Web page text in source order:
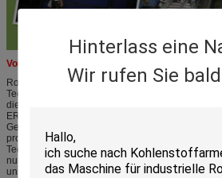
Hinterlass eine
Wir rufen Sie
Vorteil
Rohrproduktion ist eine Industrie, die qualifizierte
Technologieverbindung zusammen benötigen,
diese bedeutet, dass die Maschine und die
ERW-Rohr-Mühlfertigung beides wichtiges sind,
Gebrauchsselbstmaschine, zum von Stahlrohren
produzieren, wir unsere Maschine mit dem
Technologie zu erhalten verbessern. Wählen Sie
nur die Maschine von uns, Sie sind erhalten auch
uns.